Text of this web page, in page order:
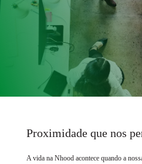
Proximidade que nos
A vida na Nhood acontece quando a